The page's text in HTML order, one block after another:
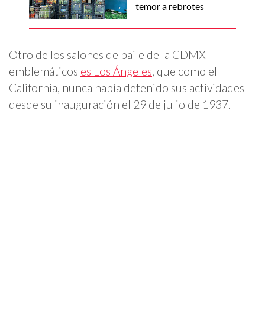
temor a rebrotes
Otro de los salones de baile de la CDMX
emblemáticos es Los Ángeles, que como el
California, nunca había detenido sus actividades
desde su inauguración el 29 de julio de 1937.